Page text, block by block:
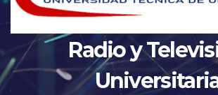
Radio y